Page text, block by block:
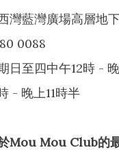
藍灣廣場高層地下
0088
日至四中午12時 -
- 晚上11時半
Mou Mou Club的